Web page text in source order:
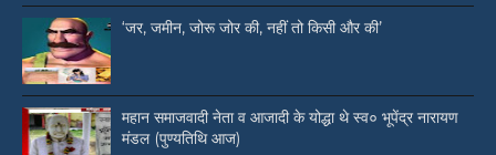
‘जर, जमीन, जोरू जोर की, नहीं तो किसी और की’
महान समाजवादी नेता व आजादी के योद्धा थे स्व० भूपेंद्र नारायण
मंडल (पुण्यतिथि आज)